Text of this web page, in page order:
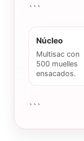
```
Núcleo
Multisac con
500 muelles
ensacados.
```